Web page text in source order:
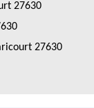
27630
27630